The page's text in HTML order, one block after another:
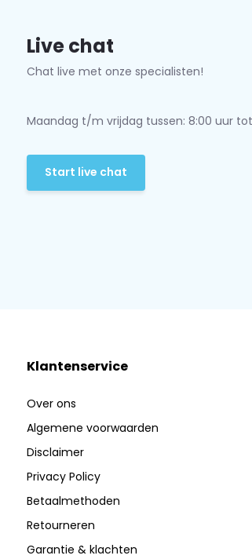
Live chat
Chat live met onze specialisten!
Maandag t/m vrijdag tussen: 8:00 uur tot
Start live chat
Klantenservice
Over ons
Algemene voorwaarden
Disclaimer
Privacy Policy
Betaalmethoden
Retourneren
Garantie & klachten